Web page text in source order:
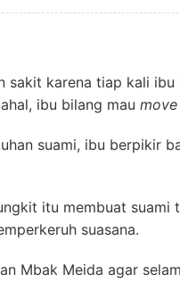
sakit karena tiap kali
ibu bilang mau move
suami, ibu berpikir
itu membuat suami
suasana.
Mbak Meida agar